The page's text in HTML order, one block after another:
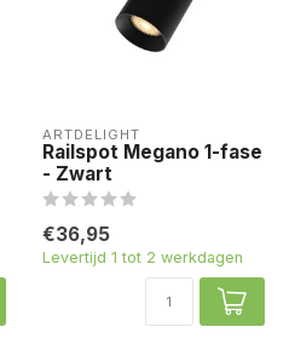
ARTDELIGHT
Railspot Megano 1-fase
- Zwart
€36,95
Levertijd 1 tot 2 werkdagen